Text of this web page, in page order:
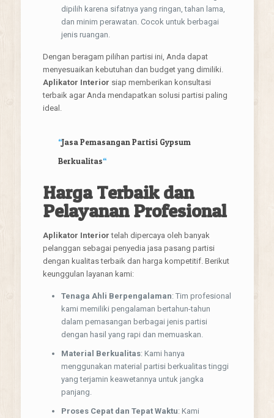
dipilih karena sifatnya yang ringan, tahan lama,
dan minim perawatan. Cocok untuk berbagai
jenis ruangan.
Dengan beragam pilihan partisi ini, Anda dapat
menyesuaikan kebutuhan dan budget yang dimiliki.
Aplikator Interior siap memberikan konsultasi
terbaik agar Anda mendapatkan solusi partisi paling
ideal.
“Jasa Pemasangan Partisi Gypsum
Berkualitas“
Harga Terbaik dan
Pelayanan Profesional
Aplikator Interior telah dipercaya oleh banyak
pelanggan sebagai penyedia jasa pasang partisi
dengan kualitas terbaik dan harga kompetitif. Berikut
keunggulan layanan kami:
Tenaga Ahli Berpengalaman: Tim profesional
kami memiliki pengalaman bertahun-tahun
dalam pemasangan berbagai jenis partisi
dengan hasil yang rapi dan memuaskan.
Material Berkualitas: Kami hanya
menggunakan material partisi berkualitas tinggi
yang terjamin keawetannya untuk jangka
panjang.
Proses Cepat dan Tepat Waktu: Kami